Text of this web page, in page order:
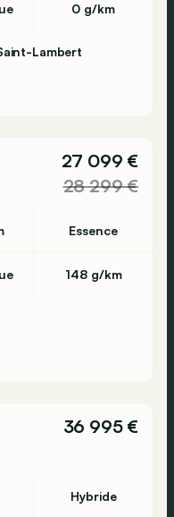
0 g/km
Lambert
27 099 €
28 299 €
Essence
148 g/km
36 995 €
Hybride